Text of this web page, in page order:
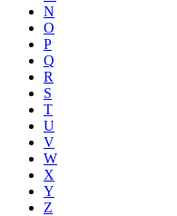
N
O
P
Q
R
S
T
U
V
W
X
Y
Z